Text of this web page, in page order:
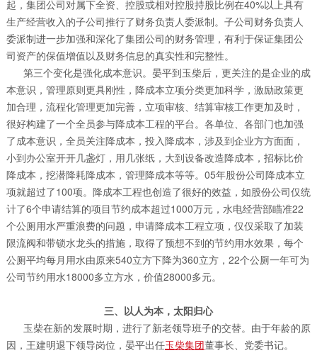
起，集团公司对属下全资、控股或相对控股持股比例在40%以上具有
生产经营收入的子公司推行了财务负责人委派制。子公司财务负责人
委派制进一步加强和深化了集团公司的财务管理，有利于保证集团公
司资产的保值增值以及财务信息的真实性和完整性。
第三个变化是强化成本意识。晏平到玉柴后，更关注的是企业的成
本意识，管理原则更具刚性，降成本立项分类更加科学，激励政策更
加合理，流程化管理更加完善，立项审核、结算审核工作更加及时，
很好构建了一个全员参与降成本工程的平台。各单位、各部门也加强
了成本意识，全员关注降成本，投入降成本，涉及到企业方方面面，
小到办公室开开几盏灯，用几张纸，大到设备改造降成本，招标比价
降成本，挖潜降耗降成本，管理降成本等等。05年股份公司降成本立
项就超过了100项。降成本工程也创造了很好的效益，如股份公司仅统
计了6个申请结算的项目节约成本超过1000万元，水电经营部瞄准22
个公厕用水严重浪费的问题，申请降成本工程立项，仅仅采取了加装
限流阀和带锁水龙头的措施，取得了预想不到的节约用水效果，每个
公厕平均每月用水由原来540立方下降为360立方，22个公厕一年可为
公司节约用水18000多立方水，价值28000多元。
三、以人为本，太阳归心
玉柴在新的发展时期，进行了新老领导班子的交替。由于年龄的原
因，王建明退下领导岗位，晏平出任玉柴集团董事长、党委书记。